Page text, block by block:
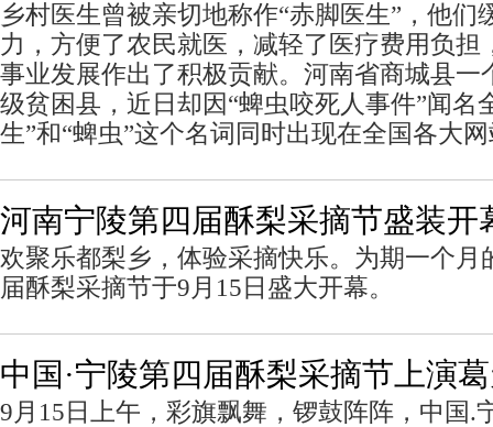
乡村医生曾被亲切地称作“赤脚医生”，他们
力，方便了农民就医，减轻了医疗费用负担
事业发展作出了积极贡献。河南省商城县一
级贫困县，近日却因“蜱虫咬死人事件”闻名
生”和“蜱虫”这个名词同时出现在全国各大
河南宁陵第四届酥梨采摘节盛装开
欢聚乐都梨乡，体验采摘快乐。为期一个月
届酥梨采摘节于9月15日盛大开幕。
中国·宁陵第四届酥梨采摘节上演
9月15日上午，彩旗飘舞，锣鼓阵阵，中国.